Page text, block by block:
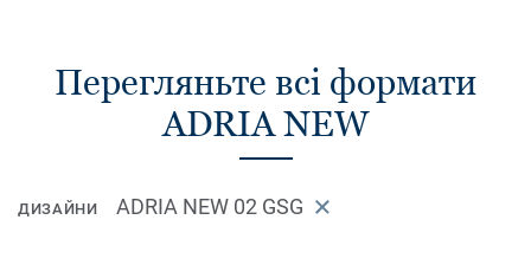
Перегляньте всі формати
ADRIA NEW
ДИЗАЙНИ ADRIA NEW 02 GSG